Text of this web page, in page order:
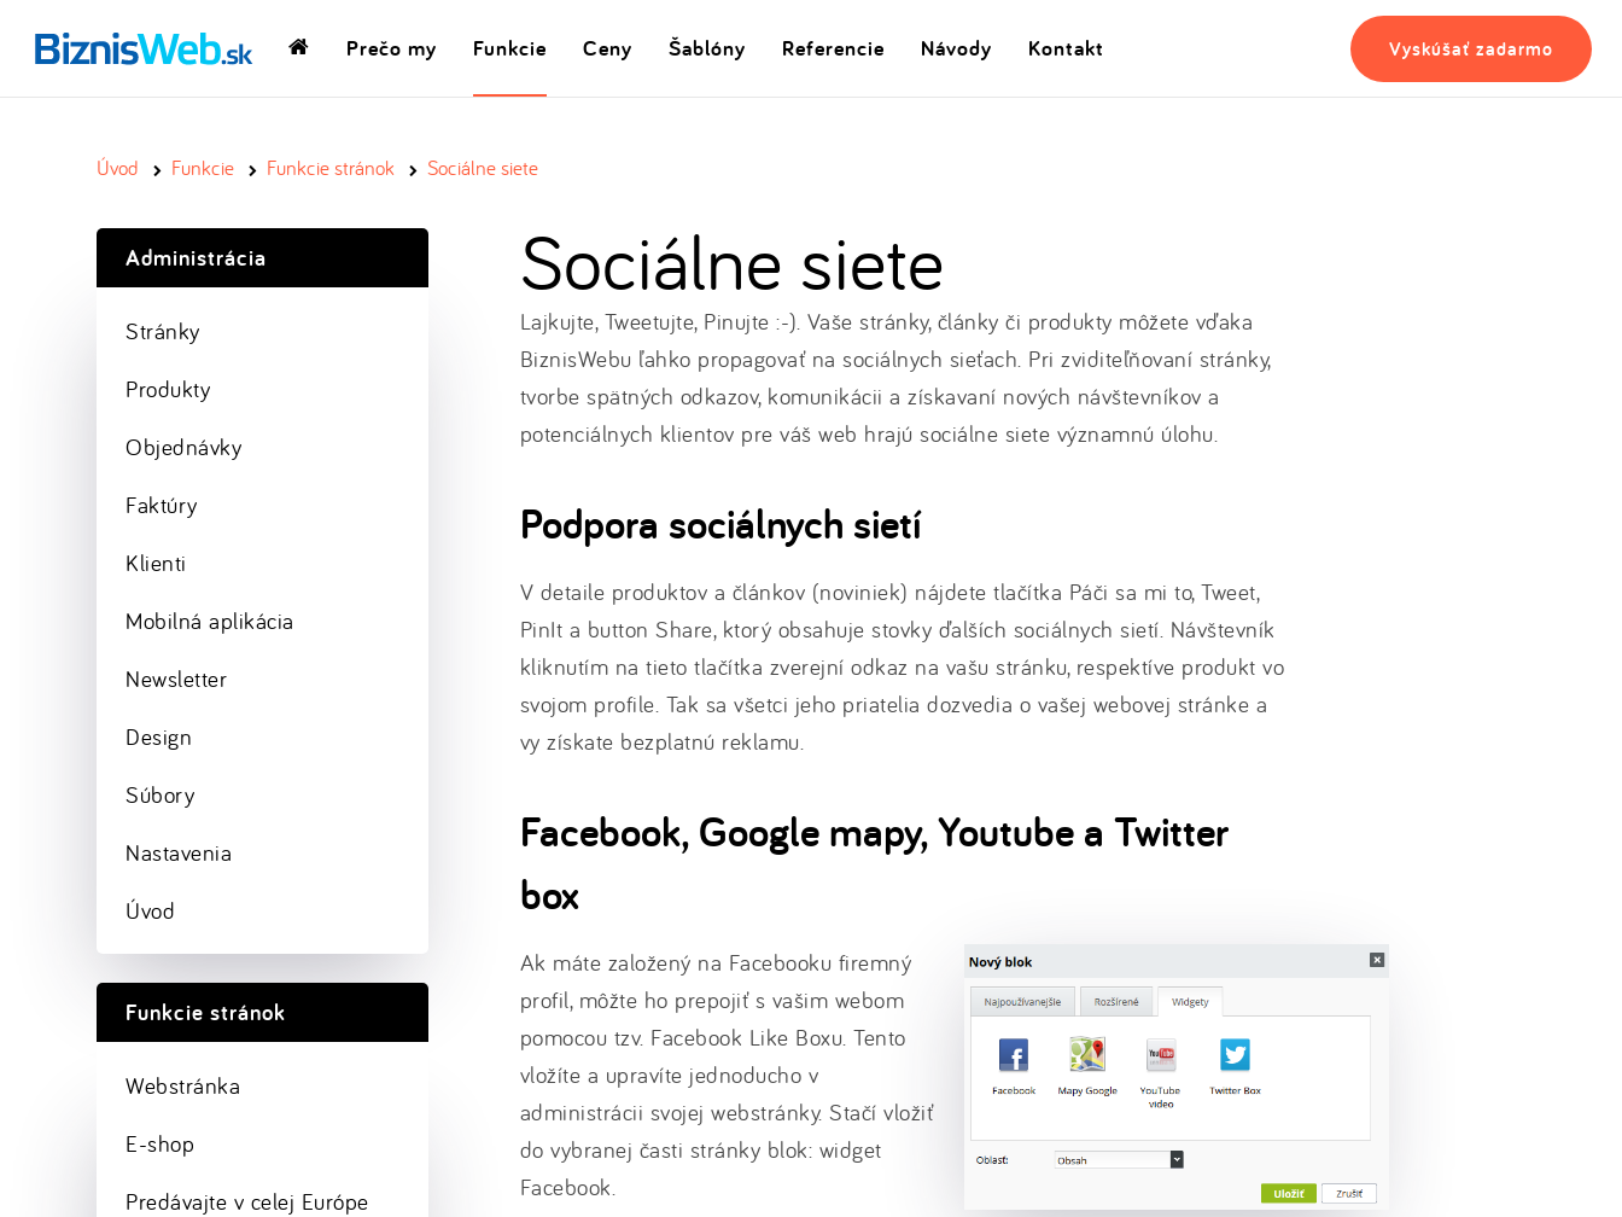
DomovskáPrečo my Funkcie Ceny Šablóny Referencie Návody Kontakt Vyskúšať zadarmo
Úvod Funkcie Funkcie stránok Sociálne siete
Sociálne siete
Lajkujte, Tweetujte, Pinujte :-). Vaše stránky, články či produkty môžete vďaka
BiznisWebu ľahko propagovať na sociálnych sieťach. Pri zviditeľňovaní stránky,
tvorbe spätných odkazov, komunikácii a získavaní nových návštevníkov a
potenciálnych klientov pre váš web hrajú sociálne siete významnú úlohu.
Podpora sociálnych sietí
V detaile produktov a článkov (noviniek) nájdete tlačítka Páči sa mi to, Tweet,
PinIt a button Share, ktorý obsahuje stovky ďalších sociálnych sietí. Návštevník
kliknutím na tieto tlačítka zverejní odkaz na vašu stránku, respektíve produkt vo
svojom profile. Tak sa všetci jeho priatelia dozvedia o vašej webovej stránke a
vy získate bezplatnú reklamu.
Facebook, Google mapy, Youtube a Twitter
box
Ak máte založený na Facebooku firemný
profil, môžte ho prepojiť s vašim webom
pomocou tzv. Facebook Like Boxu. Tento
vložíte a upravíte jednoducho v
administrácii svojej webstránky. Stačí vložiť
do vybranej časti stránky blok: widget
Facebook.
Administrácia
Stránky
Produkty
Objednávky
Faktúry
Klienti
Mobilná aplikácia
Newsletter
Design
Súbory
Nastavenia
Úvod
Funkcie stránok
Webstránka
E-shop
Predávajte v celej Európe